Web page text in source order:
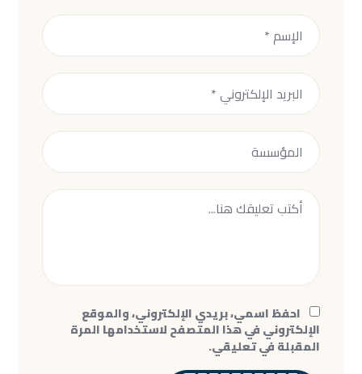
احفظ اسمي، بريدي الإلكتروني، والموقع
الإلكتروني في هذا المتصفح لاستخدامها المرة
المقبلة في تعليقي.